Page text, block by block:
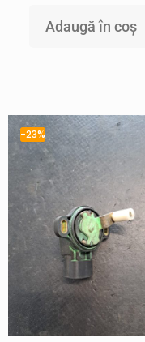
Adaugă în coș
-23%